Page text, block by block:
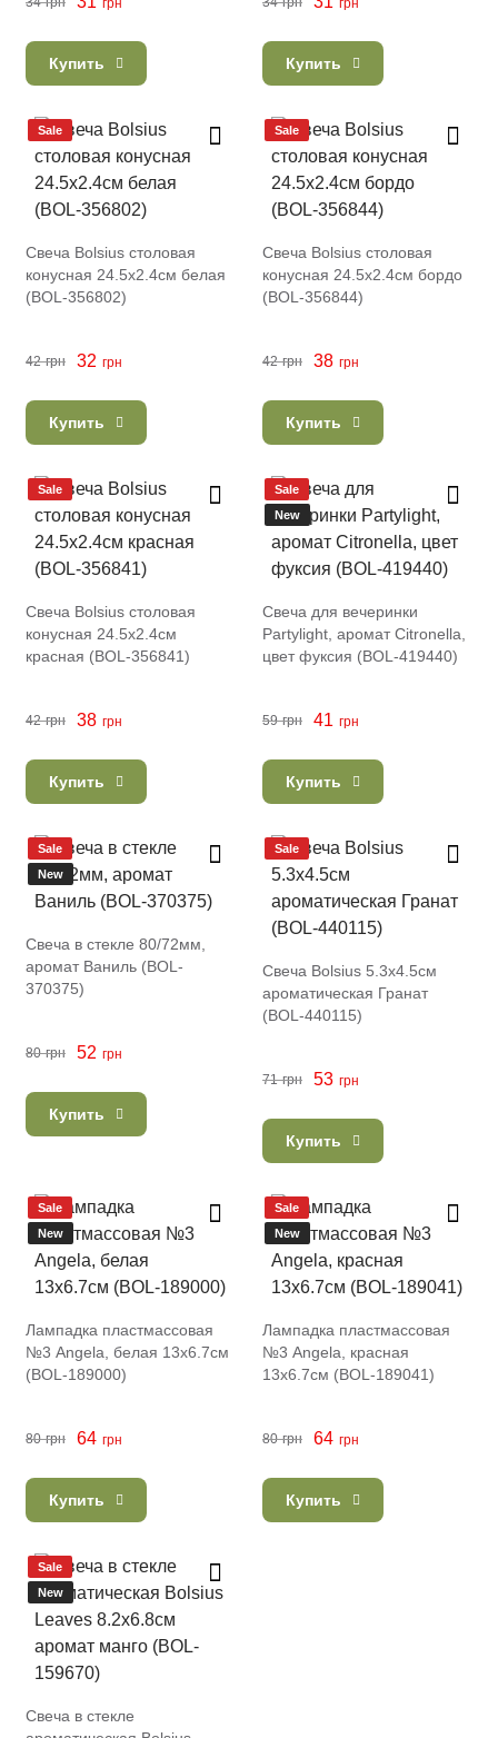
грн
Купить
грн
Купить
Sale
Свеча Bolsius столовая
конусная 24.5х2.4см белая
(BOL-356802)
42 грн 32 грн
Купить
Sale
Свеча Bolsius столовая
конусная 24.5х2.4см бордо
(BOL-356844)
42 грн 38 грн
Купить
Sale
Свеча Bolsius столовая
конусная 24.5х2.4см
красная (BOL-356841)
42 грн 38 грн
Купить
Sale
New
Свеча для вечеринки
Partylight, аромат Citronella,
цвет фуксия (BOL-419440)
59 грн 41 грн
Купить
Sale
New
Свеча в стекле 80/72мм,
аромат Ваниль (BOL-
370375)
80 грн 52 грн
Купить
Sale
Свеча Bolsius 5.3х4.5см
ароматическая Гранат
(BOL-440115)
71 грн 53 грн
Купить
Sale
New
Лампадка пластмассовая
№3 Angela, белая 13х6.7см
(BOL-189000)
80 грн 64 грн
Купить
Sale
New
Лампадка пластмассовая
№3 Angela, красная
13х6.7см (BOL-189041)
80 грн 64 грн
Купить
Sale
New
Свеча в стекле